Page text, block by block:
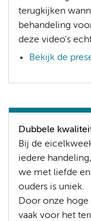
terugkijken
behandeling
deze video's
Bekijk de
Dubbele
Bij de
iedere
we met liefde
ouders is uniek.
Door onze hoge
vaak voor het